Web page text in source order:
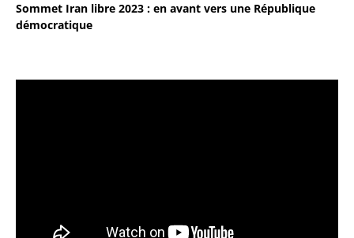
Sommet Iran libre 2023 : en avant vers une République
démocratique